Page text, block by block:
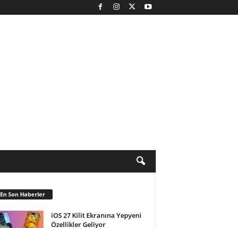
En Son Haberler
iOS 27 Kilit Ekranına Yepyeni
Özellikler Geliyor